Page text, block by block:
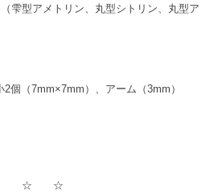
雫型アメトリン、丸型シトリン、丸型ア
個（7mm×7mm）、アーム（3mm）
☆ ☆